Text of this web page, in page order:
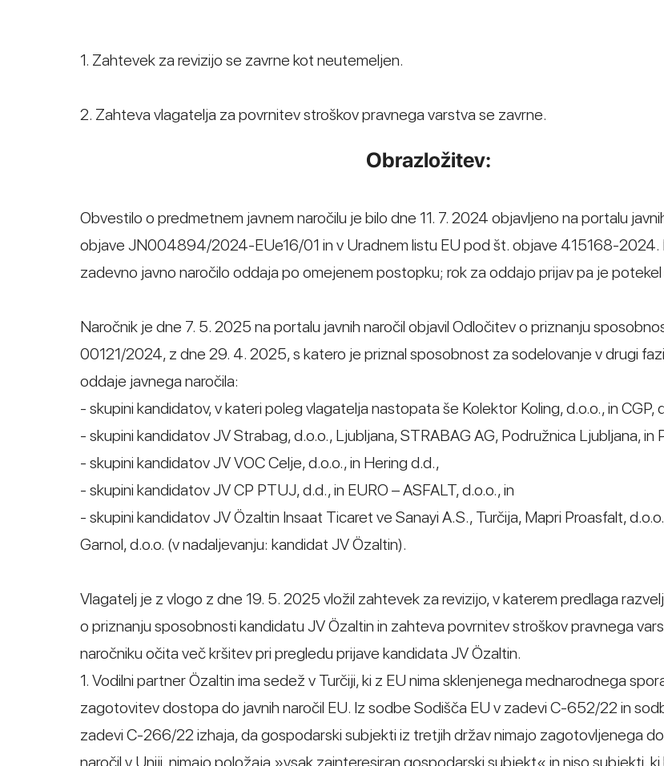
1. Zahtevek za revizijo se zavrne kot neutemeljen.
2. Zahteva vlagatelja za povrnitev stroškov pravnega varstva se zavrne.
Obrazložitev:
Obvestilo o predmetnem javnem naročilu je bilo dne 11. 7. 2024 objavljeno na portalu
objave JN004894/2024-EUe16/01 in v Uradnem listu EU pod št. objave 415168-2024.
zadevno javno naročilo oddaja po omejenem postopku; rok za oddajo prijav pa je
Naročnik je dne 7. 5. 2025 na portalu javnih naročil objavil Odločitev o priznanju
00121/2024, z dne 29. 4. 2025, s katero je priznal sposobnost za sodelovanje v drugi
oddaje javnega naročila:
- skupini kandidatov, v kateri poleg vlagatelja nastopata še Kolektor Koling, d.o.o., in CGP,
- skupini kandidatov JV Strabag, d.o.o., Ljubljana, STRABAG AG, Podružnica Ljubljana, in
- skupini kandidatov JV VOC Celje, d.o.o., in Hering d.d.,
- skupini kandidatov JV CP PTUJ, d.d., in EURO – ASFALT, d.o.o., in
- skupini kandidatov JV Özaltin Insaat Ticaret ve Sanayi A.S., Turčija, Mapri Proasfalt,
Garnol, d.o.o. (v nadaljevanju: kandidat JV Özaltin).
Vlagatelj je z vlogo z dne 19. 5. 2025 vložil zahtevek za revizijo, v katerem predlaga
o priznanju sposobnosti kandidatu JV Özaltin in zahteva povrnitev stroškov pravnega
naročniku očita več kršitev pri pregledu prijave kandidata JV Özaltin.
1. Vodilni partner Özaltin ima sedež v Turčiji, ki z EU nima sklenjenega mednarodnega
zagotovitev dostopa do javnih naročil EU. Iz sodbe Sodišča EU v zadevi C-652/22 in
zadevi C-266/22 izhaja, da gospodarski subjekti iz tretjih držav nimajo zagotovljenega
naročil v Uniji, nimajo položaja »vsak zainteresiran gospodarski subjekt« in niso subjekti, ki